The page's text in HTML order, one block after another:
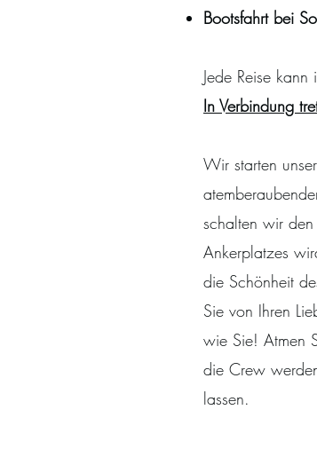
Bootsfahrt bei
Jede Reise
In Verbindung
Wir starten
schalten wir
Ankerplatzes
die Schönheit
Sie von Ihren
wie Sie! Atmen
die Crew
lassen.